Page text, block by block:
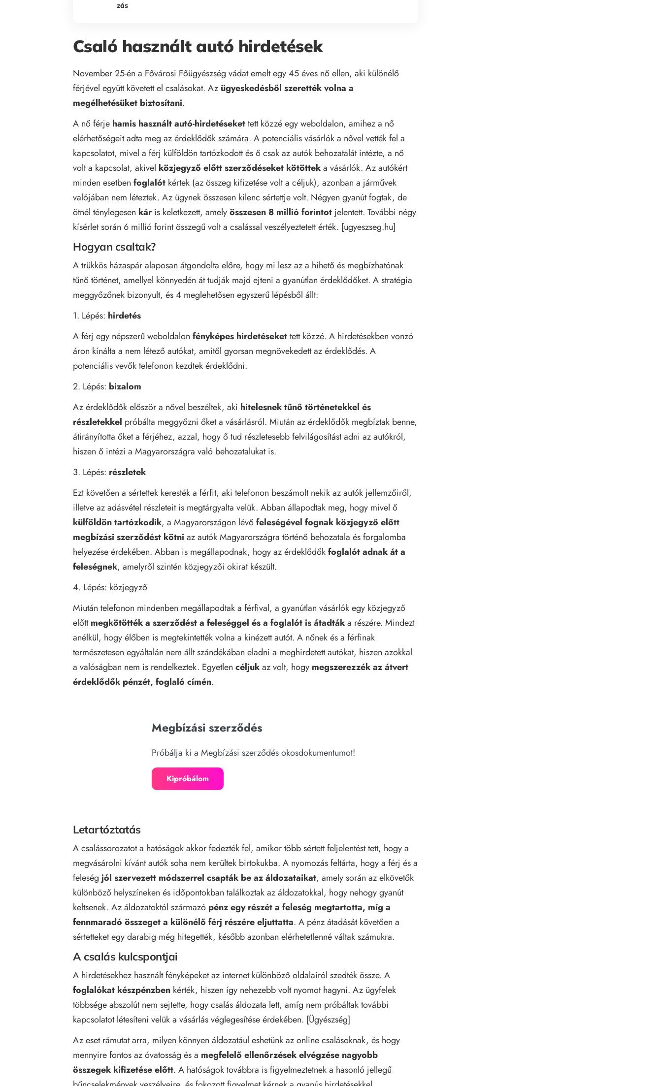
zás
Csaló használt autó hirdetések
November 25-én a Fővárosi Főügyészség vádat emelt egy 45 éves nő ellen, aki különélő
férjével együtt követett el csalásokat. Az ügyeskedésből szerették volna a
megélhetésüket biztosítani.
A nő férje hamis használt autó-hirdetésekettett közzé egy weboldalon, amihez a nő
elérhetőségeit adta meg az érdeklődők számára. A potenciális vásárlók a nővel vették fel a
kapcsolatot, mivel a férj külföldön tartózkodott és ő csak az autók behozatalát intézte, a nő
volt a kapcsolat, akivel közjegyző előtt szerződéseket kötötteka vásárlók. Az autókért
minden esetben foglalót kértek (az összeg kifizetése volt a céljuk), azonban a járművek
valójában nem léteztek. Az ügynek összesen kilenc sértettje volt. Négyen gyanút fogtak, de
ötnél ténylegesen káris keletkezett, amelyösszesen 8 millió forintot jelentett. További négy
kísérlet során 6 millió forint összegű volt a csalással veszélyeztetett érték. [ugyeszseg.hu]
Hogyan csaltak?
A trükkös házaspár alaposan átgondolta előre, hogy mi lesz az a hihető és megbízhatónak
tűnő történet, amellyel könnyedén át tudják majd ejteni a gyanútlan érdeklődőket. A stratégia
meggyőzőnek bizonyult, és 4 meglehetősen egyszerű lépésből állt:
1. Lépés: hirdetés
A férj egy népszerű weboldalon fényképes hirdetésekettett közzé. A hirdetésekben vonzó
áron kínálta a nem létező autókat, amitől gyorsan megnövekedett az érdeklődés. A
potenciális vevők telefonon kezdtek érdeklődni.
2. Lépés: bizalom
Az érdeklődők először a nővel beszéltek, aki hitelesnek tűnő történetekkel és
részletekkel próbálta meggyőzni őket a vásárlásról. Miután az érdeklődők megbíztak benne,
átirányította őket a férjéhez, azzal, hogy ő tud részletesebb felvilágosítást adni az autókról,
hiszen ő intézi a Magyarországra való behozatalukat is.
3. Lépés: részletek
Ezt követően a sértettek keresték a férfit, aki telefonon beszámolt nekik az autók jellemzőiről,
illetve az adásvétel részleteit is megtárgyalta velük. Abban állapodtak meg, hogy mivel ő
külföldön tartózkodik, a Magyarországon lévőfeleségével fognak közjegyző előtt
megbízási szerződést kötni az autók Magyarországra történő behozatala és forgalomba
helyezése érdekében. Abban is megállapodnak, hogy az érdeklődőkfoglalót adnak át a
feleségnek, amelyről szintén közjegyzői okirat készült.
4. Lépés: közjegyző
Miután telefonon mindenben megállapodtak a férfival, a gyanútlan vásárlók egy közjegyző
előttmegkötötték a szerződést a feleséggel és a foglalót is átadtáka részére. Mindezt
anélkül, hogy élőben is megtekintették volna a kinézett autót. A nőnek és a férfinak
természetesen egyáltalán nem állt szándékában eladni a meghirdetett autókat, hiszen azokkal
a valóságban nem is rendelkeztek. Egyetlen céljukaz volt, hogy megszerezzék az átvert
érdeklődők pénzét, foglaló címén.
Megbízási szerződés
Próbálja ki a Megbízási szerződés okosdokumentumot!
Kipróbálom
Letartóztatás
A csalássorozatot a hatóságok akkor fedezték fel, amikor több sértett feljelentést tett, hogy a
megvásárolni kívánt autók soha nem kerültek birtokukba. A nyomozás feltárta, hogy a férj és a
feleség jól szervezett módszerrel csapták be az áldozataikat, amely során az elkövetők
különböző helyszíneken és időpontokban találkoztak az áldozatokkal, hogy nehogy gyanút
keltsenek. Az áldozatoktól származó pénz egy részét a feleség megtartotta, míg a
fennmaradó összeget a különélő férj részére eljuttatta. A pénz átadását követően a
sértetteket egy darabig még hitegették, később azonban elérhetetlenné váltak számukra.
A csalás kulcspontjai
A hirdetésekhez használt fényképeket az internet különböző oldalairól szedték össze. A
foglalókat készpénzben kérték, hiszen így nehezebb volt nyomot hagyni. Az ügyfelek
többsége abszolút nem sejtette, hogy csalás áldozata lett, amíg nem próbáltak további
kapcsolatot létesíteni velük a vásárlás véglegesítése érdekében. [Ügyészség]
Az eset rámutat arra, milyen könnyen áldozatául eshetünk az online csalásoknak, és hogy
mennyire fontos az óvatosság és a megfelelő ellenőrzések elvégzése nagyobb
összegek kifizetése előtt. A hatóságok továbbra is figyelmeztetnek a hasonló jellegű